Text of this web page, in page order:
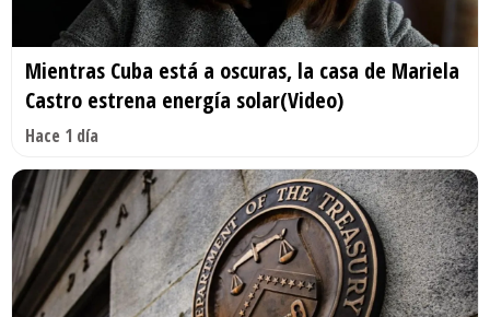
Mientras Cuba está a oscuras, la casa de Mariela
Castro estrena energía solar(Video)
Hace 1 día